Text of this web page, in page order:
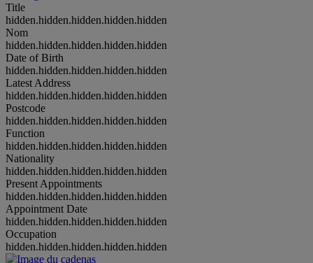
Title
hidden.hidden.hidden.hidden.hidden
Nom
hidden.hidden.hidden.hidden.hidden
Date of Birth
hidden.hidden.hidden.hidden.hidden
Latest Address
hidden.hidden.hidden.hidden.hidden
Postcode
hidden.hidden.hidden.hidden.hidden
Function
hidden.hidden.hidden.hidden.hidden
Nationality
hidden.hidden.hidden.hidden.hidden
Present Appointments
hidden.hidden.hidden.hidden.hidden
Appointment Date
hidden.hidden.hidden.hidden.hidden
Occupation
hidden.hidden.hidden.hidden.hidden